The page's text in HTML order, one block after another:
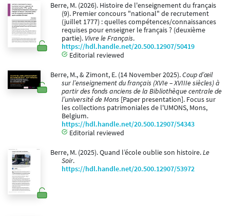
Berre, M. (2026). Histoire de l'enseignement du français
(9). Premier concours "national" de recrutement
(juillet 1777) : quelles compétences/connaissances
requises pour enseigner le français ? (deuxième
partie). Vivre le Français.
https://hdl.handle.net/20.500.12907/50419
Editorial reviewed
Berre, M., & Zimont, E. (14 November 2025).Coup d’œil
sur l’enseignement du français (XVIe – XVIIIe siècles) à
partir des fonds anciens de la Bibliothèque centrale de
l’université de Mons [Paper presentation]. Focus sur
les collections patrimoniales de l'UMONS, Mons,
Belgium.
https://hdl.handle.net/20.500.12907/54343
Editorial reviewed
Berre, M. (2025). Quand l’école oublie son histoire.Le
Soir.
https://hdl.handle.net/20.500.12907/53972